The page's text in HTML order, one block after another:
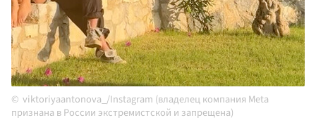
viktoriyaantonova_/Instagram (владелец компания Meta
признана в России экстремистской и запрещена)